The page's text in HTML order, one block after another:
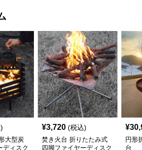
大型炭
ディスク
¥3,720 (税込)
焚き火台 折りたたみ式
四脚ファイヤーディスク
¥
円形
台